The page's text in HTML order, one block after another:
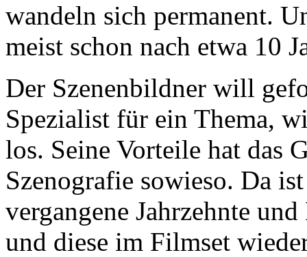
wandeln sich permanent.
meist schon nach etwa 10
Der Szenenbildner will
Spezialist für ein Thema,
los. Seine Vorteile hat das
Szenografie sowieso. Da
vergangene Jahrzehnte
und diese im Filmset